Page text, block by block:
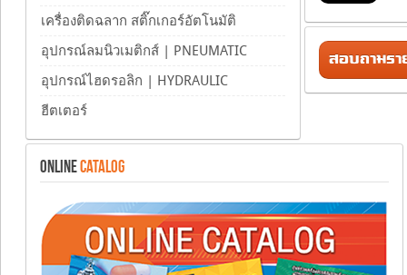
สอบถามรา
เครื่องติดฉลาก สติ๊กเกอร์อัตโนมัติ
อุปกรณ์ลมนิวเมติกส์ | PNEUMATIC
อุปกรณ์ไฮดรอลิก | HYDRAULIC
ฮีตเตอร์
ONLINECATALOG